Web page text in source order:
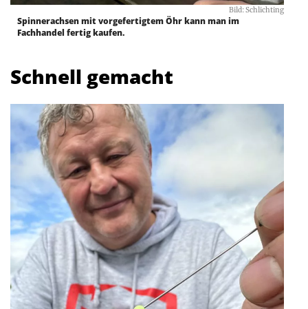
Bild: Schlichting
Spinnerachsen mit vorgefertigtem Öhr kann man im
Fachhandel fertig kaufen.
Schnell gemacht